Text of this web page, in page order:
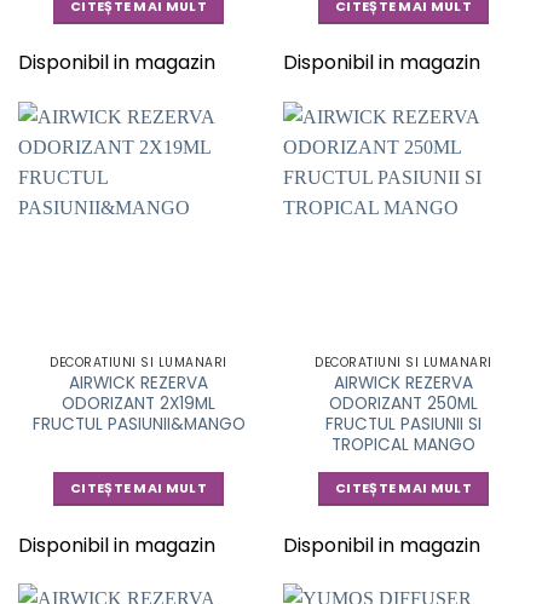
CITEȘTE MAI MULT
Disponibil in magazin
CITEȘTE MAI MULT
Disponibil in magazin
DECORATIUNI SI LUMANARI
AIRWICK REZERVA
ODORIZANT 2X19ML
FRUCTUL PASIUNII&MANGO
CITEȘTE MAI MULT
Disponibil in magazin
DECORATIUNI SI LUMANARI
AIRWICK REZERVA
ODORIZANT 250ML
FRUCTUL PASIUNII SI
TROPICAL MANGO
CITEȘTE MAI MULT
Disponibil in magazin